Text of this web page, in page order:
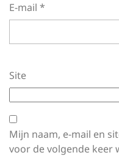
E-mail *
Site
Mijn naam, e-mail en
voor de volgende keer